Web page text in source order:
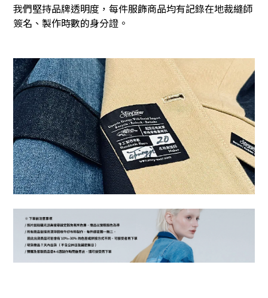
我們堅持品牌透明度，每件服飾商品均有記錄在地裁縫師
簽名、製作時數的身分證。